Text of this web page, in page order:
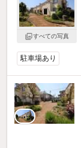
すべての写真
駐車場あり